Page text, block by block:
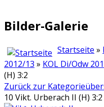
Bilder-Galerie
Startseite »
2012/13 » KOL Di/Odw
(H) 3:2
Zurück zur
10 Vikt. Urberach II (H) 3:2